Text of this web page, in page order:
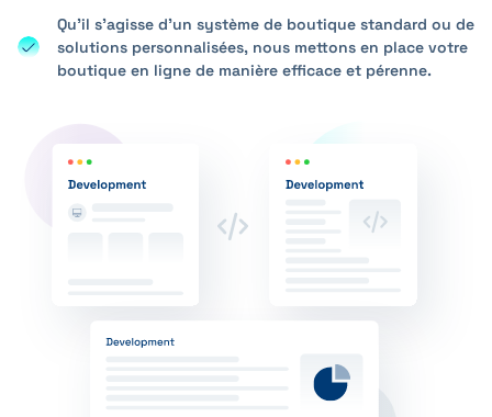
Qu’il s’agisse d’un système de boutique standard ou de
solutions personnalisées, nous mettons en place votre
boutique en ligne de manière efficace et pérenne.